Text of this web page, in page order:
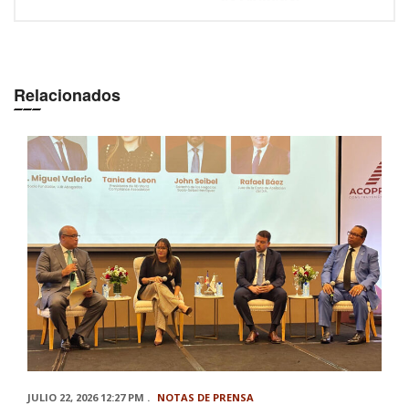
Relacionados
JULIO 22, 2026 12:27 PM . NOTAS DE PRENSA